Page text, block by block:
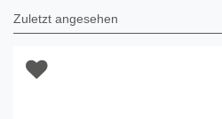
Zuletzt angesehen